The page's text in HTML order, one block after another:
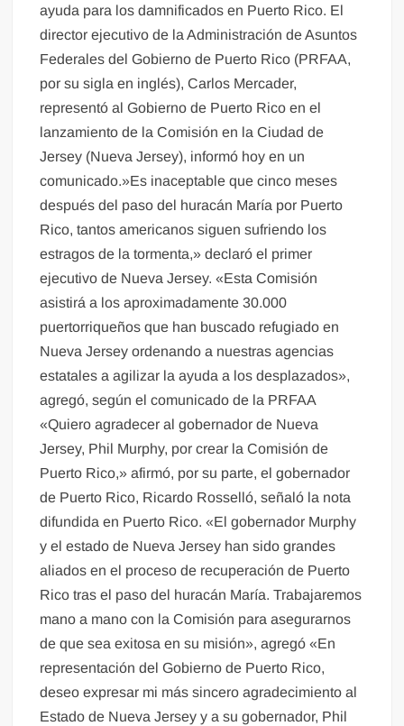
ayuda para los damnificados en Puerto Rico. El
director ejecutivo de la Administración de Asuntos
Federales del Gobierno de Puerto Rico (PRFAA,
por su sigla en inglés), Carlos Mercader,
representó al Gobierno de Puerto Rico en el
lanzamiento de la Comisión en la Ciudad de
Jersey (Nueva Jersey), informó hoy en un
comunicado.»Es inaceptable que cinco meses
después del paso del huracán María por Puerto
Rico, tantos americanos siguen sufriendo los
estragos de la tormenta,» declaró el primer
ejecutivo de Nueva Jersey. «Esta Comisión
asistirá a los aproximadamente 30.000
puertorriqueños que han buscado refugiado en
Nueva Jersey ordenando a nuestras agencias
estatales a agilizar la ayuda a los desplazados»,
agregó, según el comunicado de la PRFAA
«Quiero agradecer al gobernador de Nueva
Jersey, Phil Murphy, por crear la Comisión de
Puerto Rico,» afirmó, por su parte, el gobernador
de Puerto Rico, Ricardo Rosselló, señaló la nota
difundida en Puerto Rico. «El gobernador Murphy
y el estado de Nueva Jersey han sido grandes
aliados en el proceso de recuperación de Puerto
Rico tras el paso del huracán María. Trabajaremos
mano a mano con la Comisión para asegurarnos
de que sea exitosa en su misión», agregó «En
representación del Gobierno de Puerto Rico,
deseo expresar mi más sincero agradecimiento al
Estado de Nueva Jersey y a su gobernador, Phil